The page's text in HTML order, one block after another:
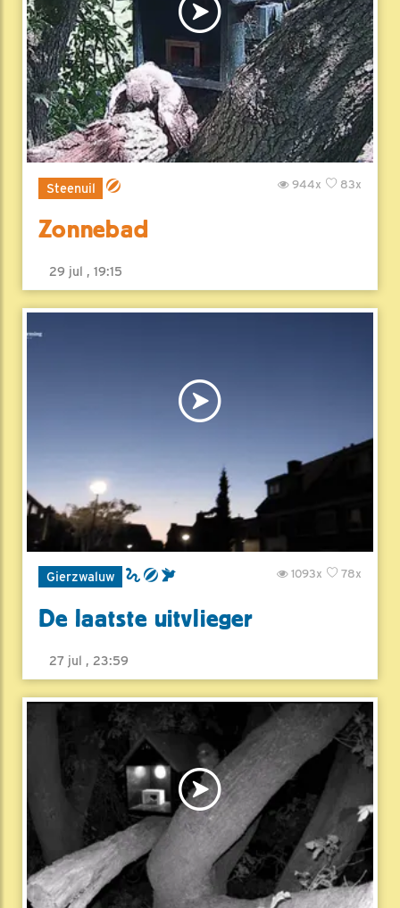
Steenuil 83x
944x
Zonnebad
29 jul , 19:15
Gierzwaluw 78x
1093x
De laatste uitvlieger
27 jul , 23:59